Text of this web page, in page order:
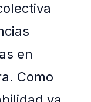
en
Como